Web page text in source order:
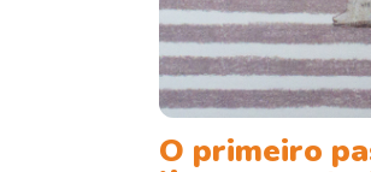
O primeiro